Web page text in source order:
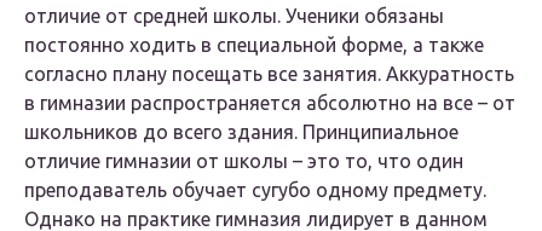
отличие от средней школы. Ученики обязаны
постоянно ходить в специальной форме, а также
согласно плану посещать все занятия. Аккуратность
в гимназии распространяется абсолютно на все – от
школьников до всего здания. Принципиальное
отличие гимназии от школы – это то, что один
преподаватель обучает сугубо одному предмету.
Однако на практике гимназия лидирует в данном